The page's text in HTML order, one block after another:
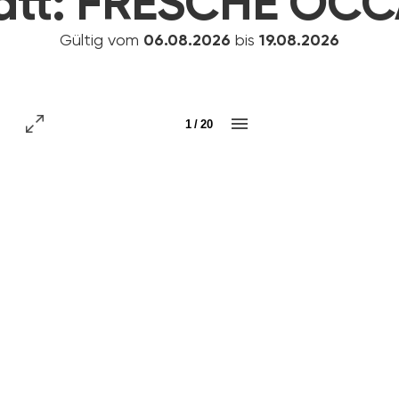
Gültig vom 06.08.2026 bis 19.08.2026